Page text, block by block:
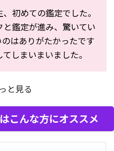
初めての鑑定でした。
と鑑定が進み、驚いてい
はありがたかったです
しまいまいました。
と見る
こんな方にオススメ